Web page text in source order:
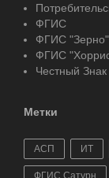
ФГИС
ФГИС "Зерно"
ФГИС
Честный Знак
Метки
АСП ИТ
ФГИС Сатурн